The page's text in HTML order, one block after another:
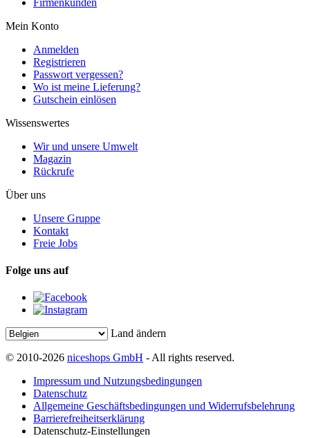
Mein Konto
Anmelden
Registrieren
Passwort vergessen?
Wo ist meine Lieferung?
Gutschein einlösen
Wissenswertes
Wir und unsere Umwelt
Magazin
Rückrufe
Über uns
Unsere Gruppe
Kontakt
Freie Jobs
Folge uns auf
Land ändern
© 2010-2026 niceshops GmbH - All rights reserved.
Impressum und Nutzungsbedingungen
Datenschutz
Allgemeine Geschäftsbedingungen und Widerrufsbelehrung
Barrierefreiheitserklärung
Datenschutz-Einstellungen